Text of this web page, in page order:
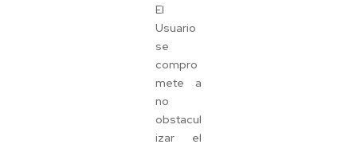
El
Usuario
se
compro
mete a
no
obstacul
izar el